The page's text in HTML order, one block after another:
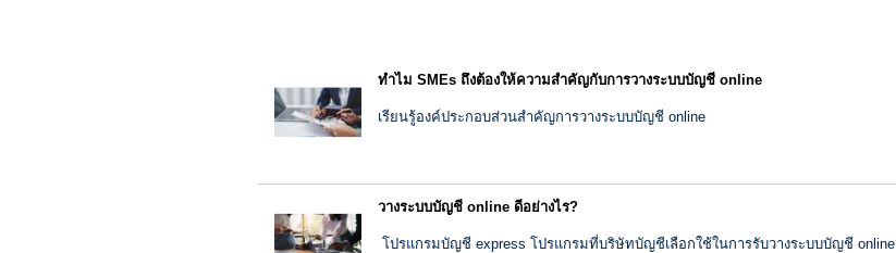
ทำไม SMEs ถึงต้องให้ความสำคัญกับการวางระบบบัญชี online
เรียนรู้องค์ประกอบส่วนสำคัญการวางระบบบัญชี online
วางระบบบัญชี online ดีอย่างไร?
โปรแกรมบัญชี express โปรแกรมที่บริษัทบัญชีเลือกใช้ในการรับวางระบบบัญชี online